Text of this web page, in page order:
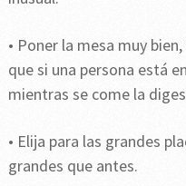
• Poner la mesa muy
que si una persona está
mientras se come la
• Elija para las grandes
grandes que antes.